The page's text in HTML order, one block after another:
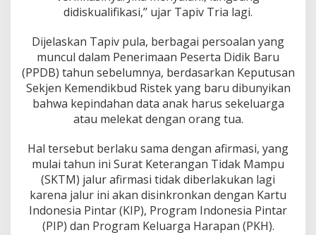
didiskualifikasi,’’ ujar Tapiv Tria lagi.
Dijelaskan Tapiv pula, berbagai persoalan yang
muncul dalam Penerimaan Peserta Didik Baru
(PPDB) tahun sebelumnya, berdasarkan Keputusan
Sekjen Kemendikbud Ristek yang baru dibunyikan
bahwa kepindahan data anak harus sekeluarga
atau melekat dengan orang tua.
Hal tersebut berlaku sama dengan afirmasi, yang
mulai tahun ini Surat Keterangan Tidak Mampu
(SKTM) jalur afirmasi tidak diberlakukan lagi
karena jalur ini akan disinkronkan dengan Kartu
Indonesia Pintar (KIP), Program Indonesia Pintar
(PIP) dan Program Keluarga Harapan (PKH).